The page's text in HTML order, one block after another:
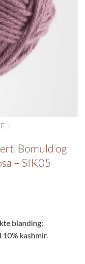
/
Bomuld og
– SIK05
blanding:
kashmir.